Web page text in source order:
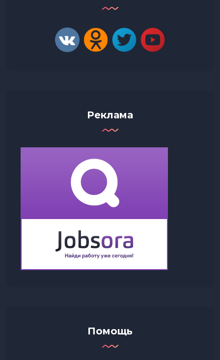
Реклама
Помощь